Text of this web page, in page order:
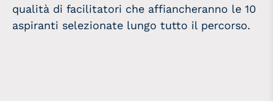
qualità di facilitatori che affiancheranno le 10
aspiranti selezionate lungo tutto il percorso.